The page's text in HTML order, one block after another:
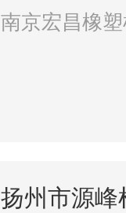
南京宏昌橡
扬州市源峰